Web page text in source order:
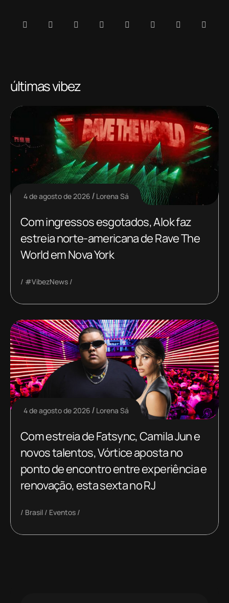
últimas vibez
4 de agosto de 2026 Lorena Sá
Com ingressos esgotados, Alok faz
estreia norte-americana de Rave The
World em Nova York
#VibezNews
4 de agosto de 2026 Lorena Sá
Com estreia de Fatsync, Camila Jun e
novos talentos, Vórtice aposta no
ponto de encontro entre experiência e
renovação, esta sexta no RJ
Brasil Eventos